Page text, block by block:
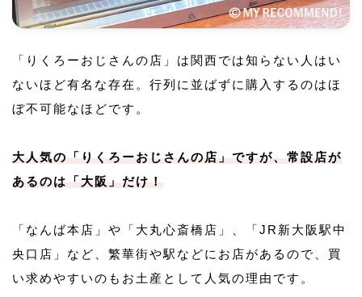
「りくろーおじさんの店」は関西では知らない人はい
ないほど有名な存在。行列に並ばずに購入するのはほ
ぼ不可能なほどです。
大人気の「りくろーおじさんの店」ですが、常設店が
あるのは「大阪」だけ！
「なんば本店」や「大丸心斎橋店」、「JR新大阪駅中
央口店」など、繁華街や駅などにお店があるので、買
い求めやすいのもお土産として人気の理由です。